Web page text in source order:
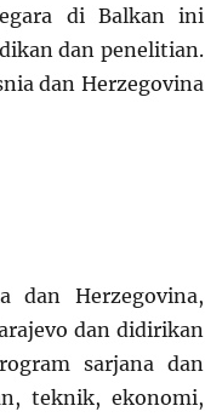
di Balkan ini
dan penelitian.
dan Herzegovina
dan Herzegovina,
dan didirikan
sarjana dan
teknik, ekonomi,